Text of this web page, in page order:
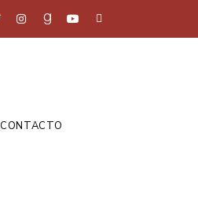
CONTACTO